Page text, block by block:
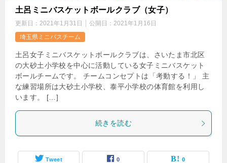
土呂ミニバスケットボールクラブ（女子）
更新日： 2021年1月31日 公開日： 2021年1月16日
埼玉県ミニバスチーム
土呂女子ミニバスケットボールクラブは、さいたま市北区
の大砂土小学校を中心に活動している女子ミニバスケット
ボールチームです。 チームコンセプトは「考動する！」 主
な練習場所は大砂土小学校、泰平小学校の体育館を利用し
います。 […]
続きを読む
Tweet 0 0